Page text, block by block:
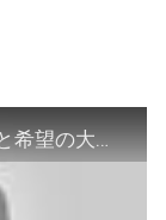
最新作【牧場物語】オリーブタウンと希望の大地『ガッキー、結婚します！』『Nintendo Switch』Story of Seasons Pioneers of Olive Town